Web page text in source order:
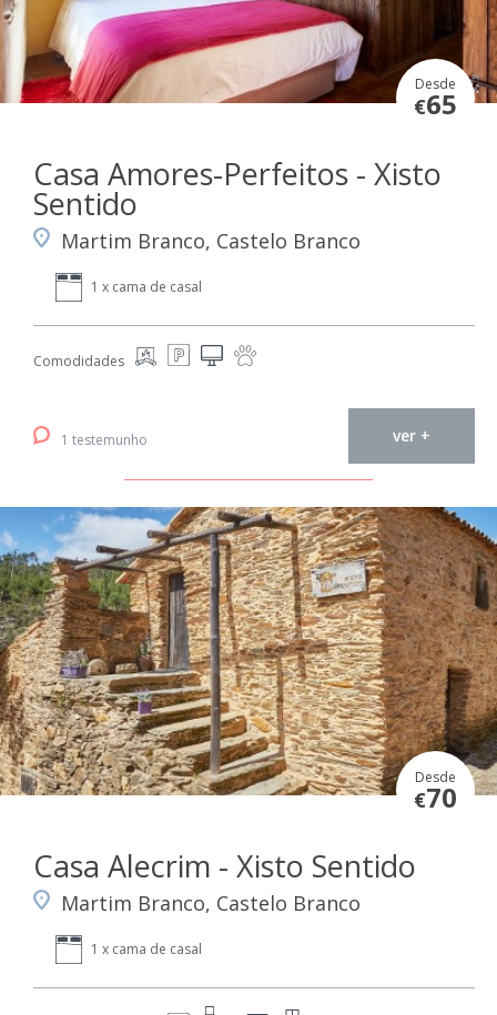
Desde
€65
Casa Amores-Perfeitos - Xisto
Sentido
Martim Branco, Castelo Branco
1 x cama de casal
Comodidades
1 testemunho ver +
Desde
€70
Casa Alecrim - Xisto Sentido
Martim Branco, Castelo Branco
1 x cama de casal